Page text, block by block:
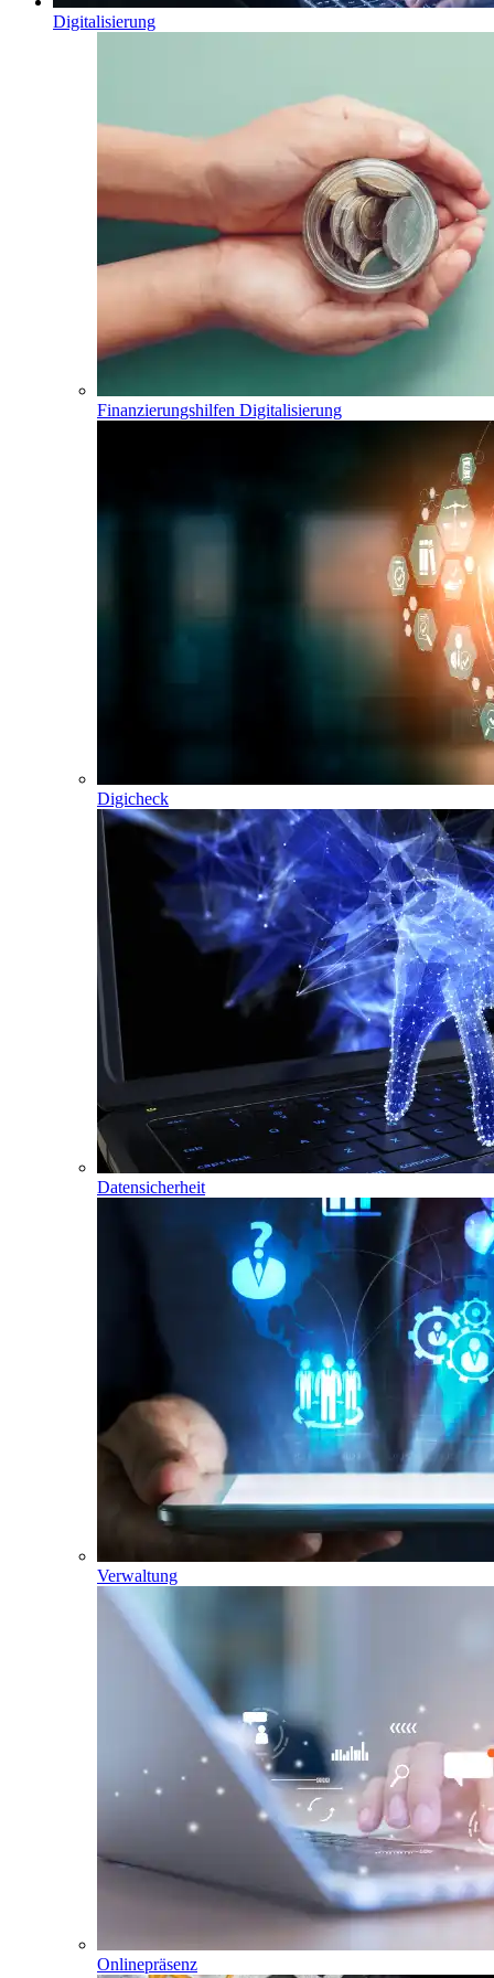
Digitalisierung
Finanzierungshilfen Digitalisierung
Digicheck
Datensicherheit
Verwaltung
Onlinepräsenz